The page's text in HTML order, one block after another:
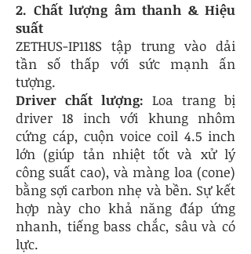
2. Chất lượng âm thanh & Hiệu
suất
ZETHUS-IP118S tập trung vào dải
tần số thấp với sức mạnh ấn
tượng.
Driver chất lượng: Loa trang bị
driver 18 inch với khung nhôm
cứng cáp, cuộn voice coil 4.5 inch
lớn (giúp tản nhiệt tốt và xử lý
công suất cao), và màng loa (cone)
bằng sợi carbon nhẹ và bền. Sự kết
hợp này cho khả năng đáp ứng
nhanh, tiếng bass chắc, sâu và có
lực.